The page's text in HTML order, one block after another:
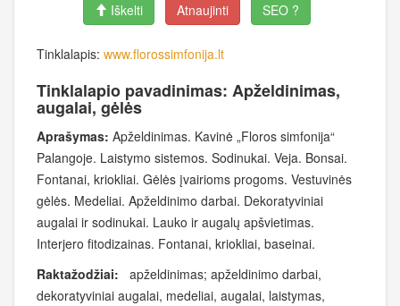
Iškelti Atnaujinti SEO ?
Tinklalapis: www.florossimfonija.lt
Tinklalapio pavadinimas: Apželdinimas,
augalai, gėlės
Aprašymas: Apželdinimas. Kavinė „Floros simfonija“
Palangoje. Laistymo sistemos. Sodinukai. Veja. Bonsai.
Fontanai, kriokliai. Gėlės įvairioms progoms. Vestuvinės
gėlės. Medeliai. Apželdinimo darbai. Dekoratyviniai
augalai ir sodinukai. Lauko ir augalų apšvietimas.
Interjero fitodizainas. Fontanai, kriokliai, baseinai.
Raktažodžiai: apželdinimas; apželdinimo darbai,
dekoratyviniai augalai, medeliai, augalai, laistymas,